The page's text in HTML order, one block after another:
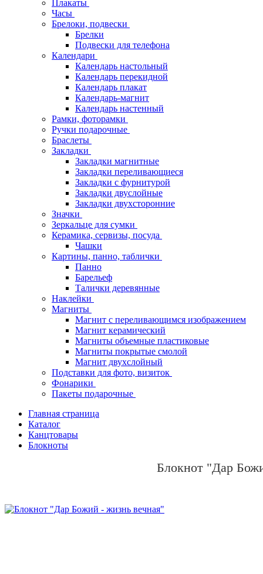
Плакаты
Часы
Брелоки, подвески
Брелки
Подвески для телефона
Календари
Календарь настольный
Календарь перекидной
Календарь плакат
Календарь-магнит
Календарь настенный
Рамки, фоторамки
Ручки подарочные
Браслеты
Закладки
Закладки магнитные
Закладки переливающиеся
Закладки с фурнитурой
Закладки двуслойные
Закладки двухсторонние
Значки
Зеркальце для сумки
Керамика, сервизы, посуда
Чашки
Картины, панно, таблички
Панно
Барельеф
Талички деревянные
Наклейки
Магниты
Магнит с переливающимся изображением
Магнит керамический
Магниты объемные пластиковые
Магниты покрытые смолой
Магнит двухслойный
Подставки для фото, визиток
Фонарики
Пакеты подарочные
Главная страница
Каталог
Канцтовары
Блокноты
Блокнот "Дар